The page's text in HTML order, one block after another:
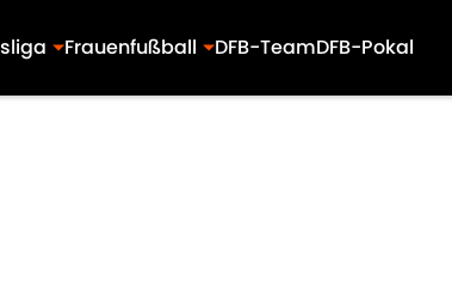
Frauenfußball DFB-TeamDFB-Pokal